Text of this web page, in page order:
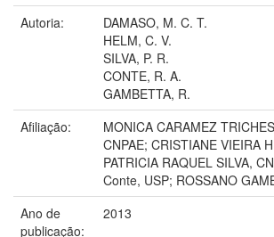
Autoria:
DAMASO, M. C. T.
HELM, C. V.
SILVA, P. R.
CONTE, R. A.
GAMBETTA, R.
Afiliação:
MONICA CARAMEZ
CNPAE; CRISTIANE VIEIRA
PATRICIA RAQUEL SILVA,
Conte, USP; ROSSANO
Ano de
publicação:
2013